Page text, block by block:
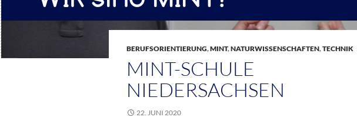
BERUFSORIENTIERUNG,MINT,NATURWISSENSCHAFTEN,TECHNIK
MINT-SCHULE
NIEDERSACHSEN
22. JUNI 2020